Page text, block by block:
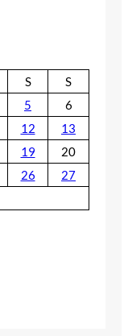
S
S
5
6
12
13
19
20
26
27